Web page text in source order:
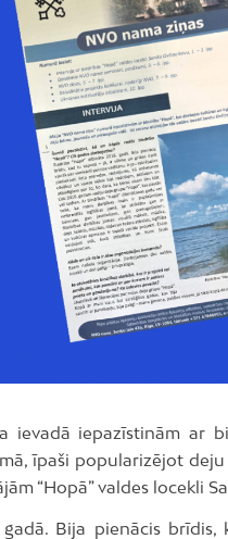
ievadā iepazīstinām ar
īpaši popularizējot
“Hopā” valdes locekli
gadā. Bija pienācis